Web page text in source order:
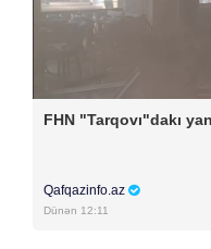
FHN "Tarqovı"dakı
Qafqazinfo.az
Dünən 12:11